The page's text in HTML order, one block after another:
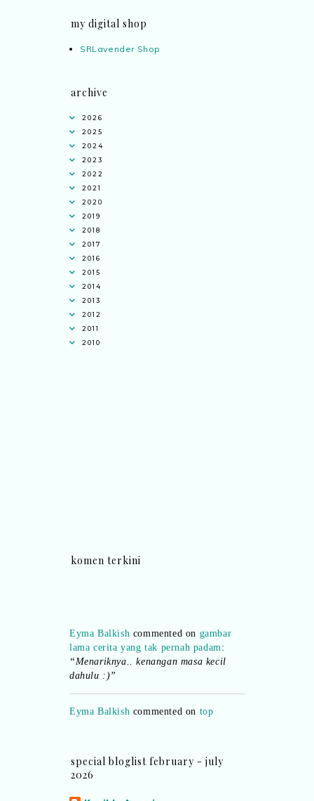
my digital shop
SRLavender Shop
archive
2026
2025
2024
2023
2022
2021
2020
2019
2018
2017
2016
2015
2014
2013
2012
2011
2010
komen terkini
lama cerita yang tak pernah padam:
“Menariknya.. kenangan masa kecil
dahulu :)”
commentator bulan februari sehingga
Shikin Razalicommented ontop
commentator bulan februari sehingga
special bloglist february - july
2026